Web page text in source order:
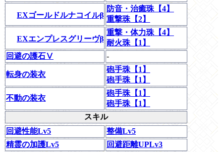
EXゴールドルナコイルβ
防音・治癒珠【4】
重撃珠【2】
EXエンプレスグリーヴβ
重撃・体力珠【4】
耐火珠【1】
回避の護石Ⅴ
-
転身の装衣
砲手珠【1】
砲手珠【1】
不動の装衣
砲手珠【1】
砲手珠【1】
スキル
回避性能Lv5
整備Lv5
精霊の加護Lv5
回避距離UPLv3